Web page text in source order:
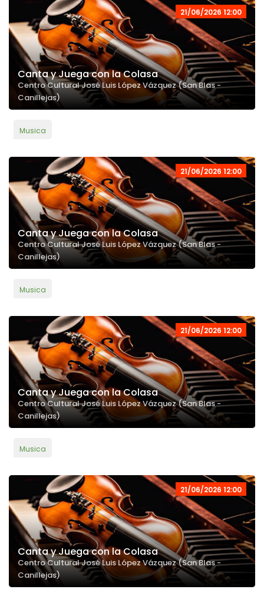
21/06/2026 12:00
Canta y Juega con la Colasa
Centro Cultural José Luis López Vázquez (San Blas -
Canillejas)
Musica
21/06/2026 12:00
Canta y Juega con la Colasa
Centro Cultural José Luis López Vázquez (San Blas -
Canillejas)
Musica
21/06/2026 12:00
Canta y Juega con la Colasa
Centro Cultural José Luis López Vázquez (San Blas -
Canillejas)
Musica
21/06/2026 12:00
Canta y Juega con la Colasa
Centro Cultural José Luis López Vázquez (San Blas -
Canillejas)